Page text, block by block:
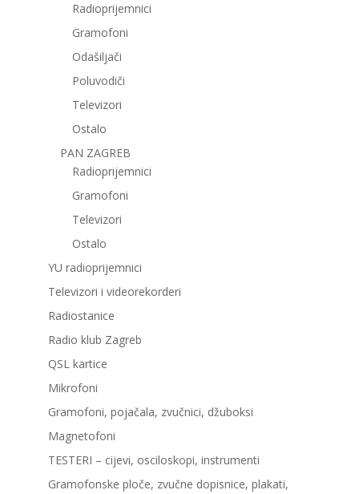
Radioprijemnici
Gramofoni
Odašiljači
Poluvodiči
Televizori
Ostalo
PAN ZAGREB
Radioprijemnici
Gramofoni
Televizori
Ostalo
YU radioprijemnici
Televizori i videorekorderi
Radiostanice
Radio klub Zagreb
QSL kartice
Mikrofoni
Gramofoni, pojačala, zvučnici, džuboksi
Magnetofoni
TESTERI – cijevi, osciloskopi, instrumenti
Gramofonske ploče, zvučne dopisnice, plakati,